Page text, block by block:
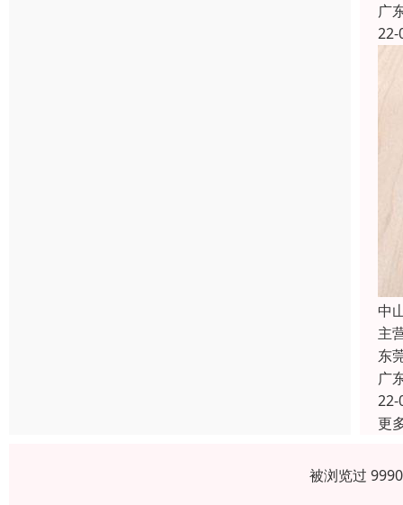
广
22-
中
主
东
广
22-
更
被浏览过